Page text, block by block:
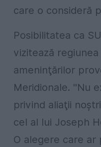
care o consideră
Posibilitatea ca
vizitează
ameninţărilor
Meridionale. ''Nu
privind aliaţii
cel al lui Joseph
O alegere care